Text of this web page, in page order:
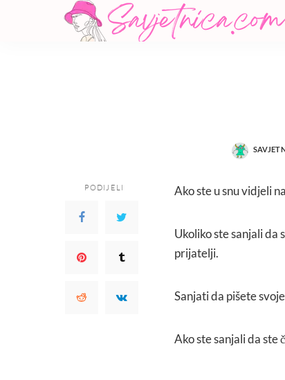
POSTED
PODIJELI Ako ste u snu vidjeli
Ukoliko ste sanjali da
prijatelji.
Sanjati da pišete
Ako ste sanjali da ste